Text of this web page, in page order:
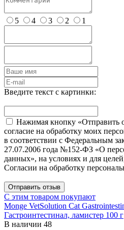
5 4 3 2 1
Введите текст с картинки:
Нажимая кнопку «Отправить
согласие на обработку моих
в соответствии с Федеральным
27.07.2006 года №152-ФЗ «О
данных», на условиях и для
Согласии на обработку
Отправить отзыв
С этим товаром покупают
Monge VetSolution Cat
Гастроинтестинал, ламистер 100 г
В наличии 48